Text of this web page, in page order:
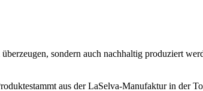
sondern auch nachhaltig produziert
aus der LaSelva-Manufaktur in der